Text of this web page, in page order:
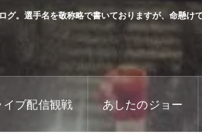
。選手名を敬称略で書いておりますが、命懸け
イブ配信観戦 あしたのジョー